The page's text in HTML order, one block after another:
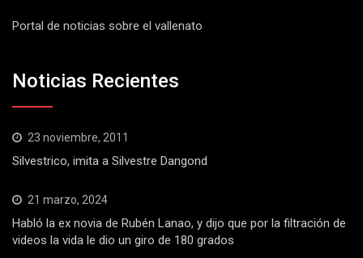
Portal de noticias sobre el vallenato
Noticias Recientes
23 noviembre, 2011
Silvestrico, imita a Silvestre Dangond
21 marzo, 2024
Habló la ex novia de Rubén Lanao, y dijo que por la filtración de
videos la vida le dio un giro de 180 grados